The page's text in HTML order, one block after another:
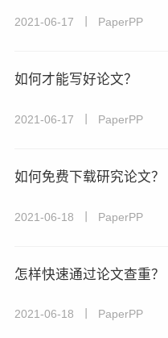
2021-06-17 丨 PaperPP
如何才能写好论文？
2021-06-17 丨 PaperPP
如何免费下载研究论文？
2021-06-18 丨 PaperPP
怎样快速通过论文查重？
2021-06-18 丨 PaperPP